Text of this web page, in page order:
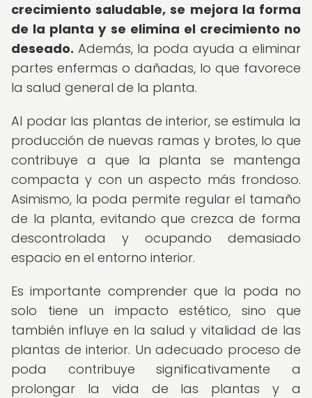
crecimiento saludable, se mejora la forma
de la planta y se elimina el crecimiento no
deseado. Además, la poda ayuda a eliminar
partes enfermas o dañadas, lo que favorece
la salud general de la planta.
Al podar las plantas de interior, se estimula la
producción de nuevas ramas y brotes, lo que
contribuye a que la planta se mantenga
compacta y con un aspecto más frondoso.
Asimismo, la poda permite regular el tamaño
de la planta, evitando que crezca de forma
descontrolada y ocupando demasiado
espacio en el entorno interior.
Es importante comprender que la poda no
solo tiene un impacto estético, sino que
también influye en la salud y vitalidad de las
plantas de interior. Un adecuado proceso de
poda contribuye significativamente a
prolongar la vida de las plantas y a